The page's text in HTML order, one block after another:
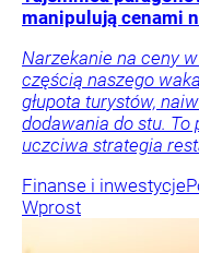
manipulują cenami
Narzekanie na ceny
częścią naszego
głupota turystów,
dodawania do stu. To
uczciwa strategia
Finanse i inwestycje
Wprost